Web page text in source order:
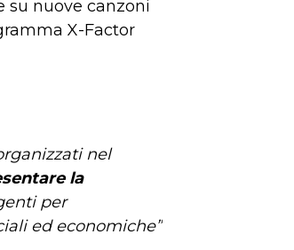
su nuove canzoni
X-Factor
nel
la
per
ed economiche”